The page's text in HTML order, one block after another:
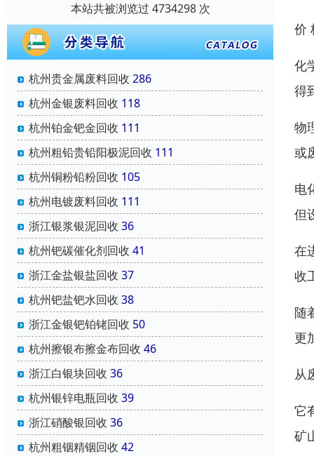
本站共被浏览过 4734298 次
杭州贵金属废料回收 286
杭州金银废料回收 118
杭州铂金钯金回收 111
杭州粗铅贵铅阳极泥回收 111
杭州铜粉铅粉回收 105
杭州电镀废料回收 111
浙江银浆银泥回收 36
杭州钯碳催化剂回收 41
浙江金盐银盐回收 37
杭州钯盐钯水回收 38
浙江金银钯铂铑回收 50
杭州擦银布擦金布回收 46
浙江白银块回收 36
杭州银锌电瓶回收 39
浙江硝酸银回收 36
杭州粗铟精铟回收 42
价
化
得
物
或
电
但
在
收
随
更
从
它
矿